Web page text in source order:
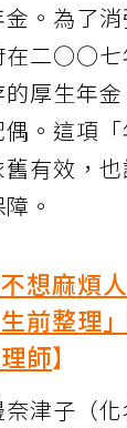
。為了
在二○○七
厚生年
。這項
有效，
。
想麻煩
前整理
師】
津子（